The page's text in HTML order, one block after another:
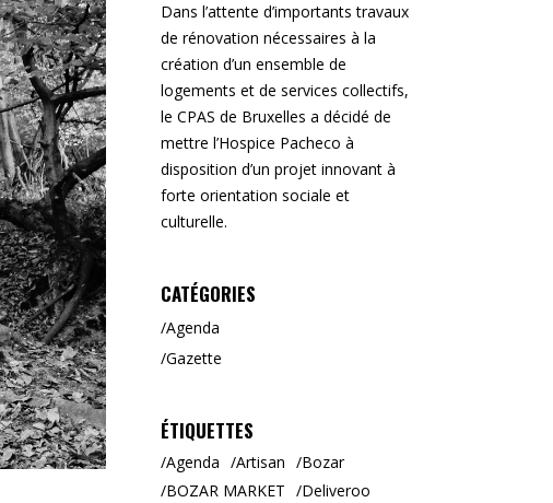
Dans l’attente d’importants travaux
de rénovation nécessaires à la
création d’un ensemble de
logements et de services collectifs,
le CPAS de Bruxelles a décidé de
mettre l’Hospice Pacheco à
disposition d’un projet innovant à
forte orientation sociale et
culturelle.
CATÉGORIES
Agenda
Gazette
ÉTIQUETTES
Agenda Artisan
Bozar
BOZAR MARKET
Deliveroo